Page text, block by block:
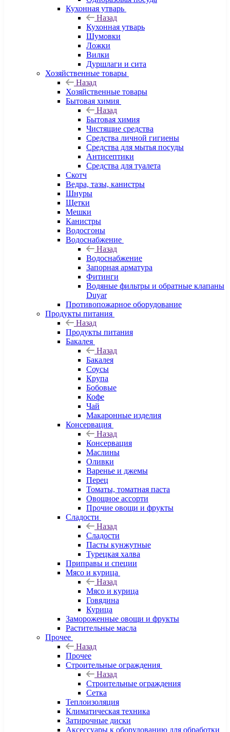
Кухонная утварь
Назад
Кухонная утварь
Шумовки
Ложки
Вилки
Дуршлаги и сита
Хозяйственные товары
Назад
Хозяйственные товары
Бытовая химия
Назад
Бытовая химия
Чистящие средства
Средства личной гигиены
Средства для мытья посуды
Антисептики
Средства для туалета
Скотч
Ведра, тазы, канистры
Шнуры
Щетки
Мешки
Канистры
Водосгоны
Водоснабжение
Назад
Водоснабжение
Запорная арматура
Фитинги
Водяные фильтры и обратные клапаны
Duyar
Противопожарное оборудование
Продукты питания
Назад
Продукты питания
Бакалея
Назад
Бакалея
Соусы
Крупа
Бобовые
Кофе
Чай
Макаронные изделия
Консервация
Назад
Консервация
Маслины
Оливки
Варенье и джемы
Перец
Томаты, томатная паста
Овощное ассорти
Прочие овощи и фрукты
Сладости
Назад
Сладости
Пасты кунжутные
Турецкая халва
Приправы и специи
Мясо и курица
Назад
Мясо и курица
Говядина
Курица
Замороженные овощи и фрукты
Растительные масла
Прочее
Назад
Прочее
Строительные ограждения
Назад
Строительные ограждения
Сетка
Теплоизоляция
Климатическая техника
Затирочные диски
Аксессуары к оборудованию для обработки